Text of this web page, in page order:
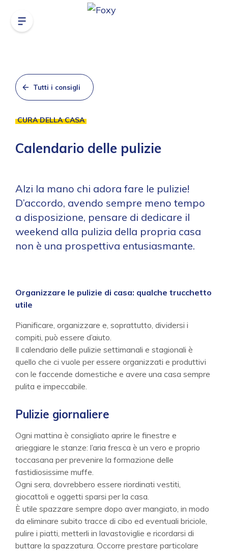
Tutti i consigli
CURA DELLA CASA
Calendario delle pulizie
Alzi la mano chi adora fare le pulizie!
D’accordo, avendo sempre meno tempo
a disposizione, pensare di dedicare il
weekend alla pulizia della propria casa
non è una prospettiva entusiasmante.
Organizzare le pulizie di casa: qualche trucchetto
utile
Pianificare, organizzare e, soprattutto, dividersi i
compiti, può essere d’aiuto.
Il calendario delle pulizie settimanali e stagionali è
quello che ci vuole per essere organizzati e produttivi
con le faccende domestiche e avere una casa sempre
pulita e impeccabile.
Pulizie giornaliere
Ogni mattina è consigliato aprire le finestre e
arieggiare le stanze: l’aria fresca è un vero e proprio
toccasana per prevenire la formazione delle
fastidiosissime muffe.
Ogni sera, dovrebbero essere riordinati vestiti,
giocattoli e oggetti sparsi per la casa.
È utile spazzare sempre dopo aver mangiato, in modo
da eliminare subito tracce di cibo ed eventuali briciole,
pulire i piatti, metterli in lavastoviglie e ricordarsi di
buttare la spazzatura. Occorre prestare particolare